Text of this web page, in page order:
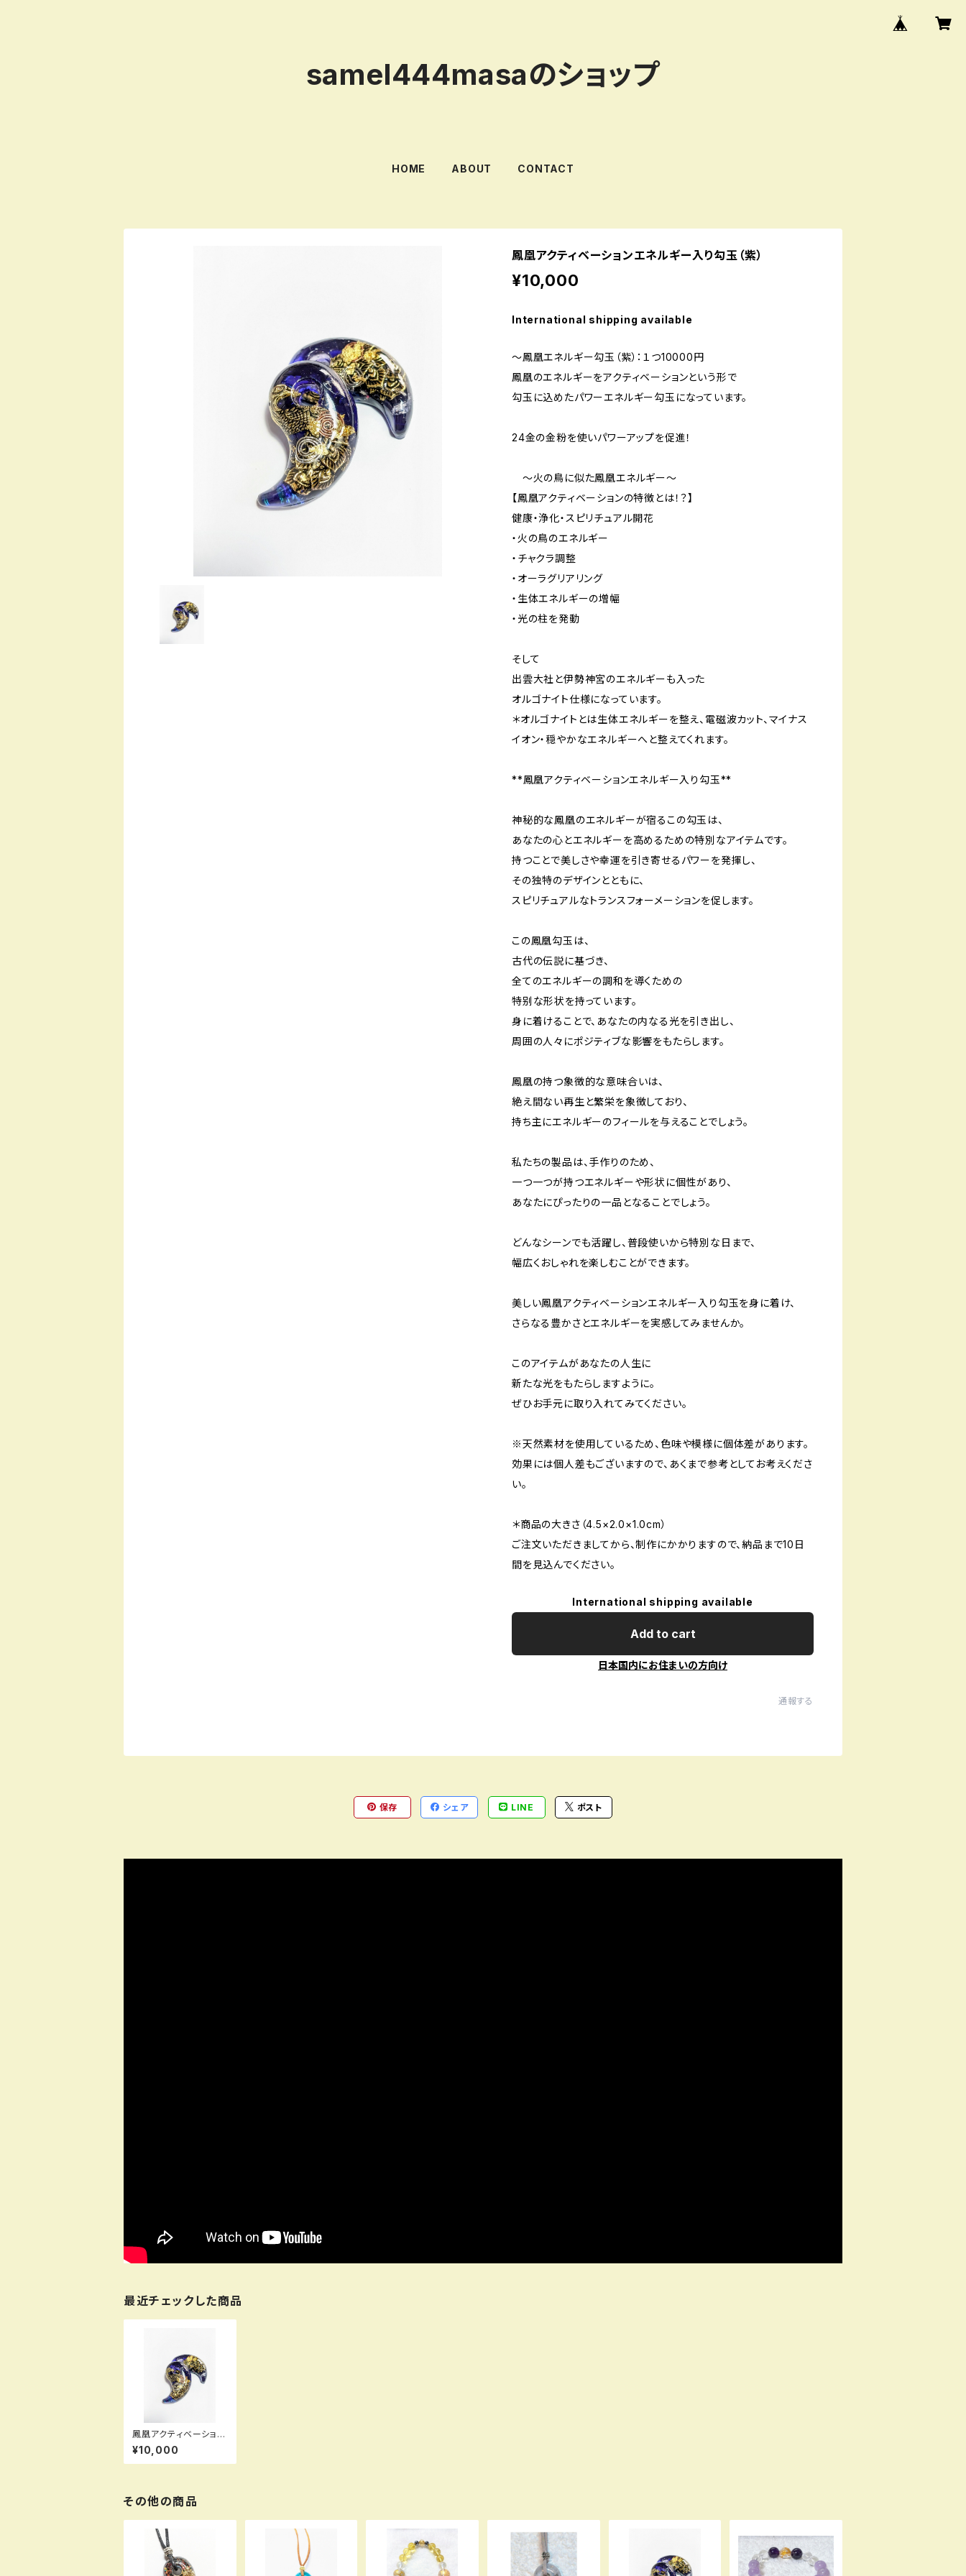
samel444masaのショップ
HOME ABOUT CONTACT
鳳凰アクティベーションエネルギー入り勾玉（紫）
¥10,000
International shipping available
～鳳凰エネルギー勾玉（紫）：１つ10000円
鳳凰のエネルギーをアクティベーションという形で
勾玉に込めたパワーエネルギー勾玉になっています。
24金の金粉を使いパワーアップを促進！
～火の鳥に似た鳳凰エネルギー～
【鳳凰アクティベーションの特徴とは！？】
健康・浄化・スピリチュアル開花
・火の鳥のエネルギー
・チャクラ調整
・オーラグリアリング
・生体エネルギーの増幅
・光の柱を発動
そして
出雲大社と伊勢神宮のエネルギーも入った
オルゴナイト仕様になっています。
＊オルゴナイトとは生体エネルギーを整え、電磁波カット、マイナス
イオン・穏やかなエネルギーへと整えてくれます。
**鳳凰アクティベーションエネルギー入り勾玉**
神秘的な鳳凰のエネルギーが宿るこの勾玉は、
あなたの心とエネルギーを高めるための特別なアイテムです。
持つことで美しさや幸運を引き寄せるパワーを発揮し、
その独特のデザインとともに、
スピリチュアルなトランスフォーメーションを促します。
この鳳凰勾玉は、
古代の伝説に基づき、
全てのエネルギーの調和を導くための
特别な形状を持っています。
身に着けることで、あなたの内なる光を引き出し、
周囲の人々にポジティブな影響をもたらします。
鳳凰の持つ象徴的な意味合いは、
絶え間ない再生と繁栄を象徴しており、
持ち主にエネルギーのフィールを与えることでしょう。
私たちの製品は、手作りのため、
一つ一つが持つエネルギーや形状に個性があり、
あなたにぴったりの一品となることでしょう。
どんなシーンでも活躍し、普段使いから特別な日まで、
幅広くおしゃれを楽しむことができます。
美しい鳳凰アクティベーションエネルギー入り勾玉を身に着け、
さらなる豊かさとエネルギーを実感してみませんか。
このアイテムがあなたの人生に
新たな光をもたらしますように。
ぜひお手元に取り入れてみてください。
※天然素材を使用しているため、色味や模様に個体差があります。
効果には個人差もございますので、あくまで参考としてお考えくださ
い。
＊商品の大きさ（4.5×2.0×1.0cm）
ご注文いただきましてから、制作にかかりますので、納品まで10日
間を見込んでください。
International shipping available
Add to cart
日本国内にお住まいの方向け
通報する
保存 シェア LINE ポスト
最近チェックした商品
鳳凰アクティベーション
エネルギー入り勾玉
（紫）
¥10,000
その他の商品